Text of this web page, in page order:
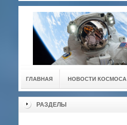
ГЛАВНАЯ НОВОСТИ КОСМОСА
РАЗДЕЛЫ